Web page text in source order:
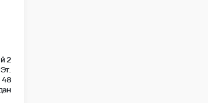
2
48